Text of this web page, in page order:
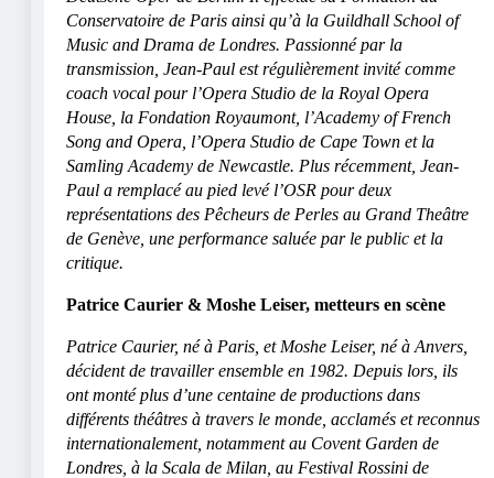
Conservatoire de Paris ainsi qu’à la Guildhall School of
Music and Drama de Londres. Passionné par la
transmission, Jean-Paul est régulièrement invité comme
coach vocal pour l’Opera Studio de la Royal Opera
House, la Fondation Royaumont, l’Academy of French
Song and Opera, l’Opera Studio de Cape Town et la
Samling Academy de Newcastle. Plus récemment, Jean-
Paul a remplacé au pied levé l’OSR pour deux
représentations des Pêcheurs de Perles au Grand Theâtre
de Genève, une performance saluée par le public et la
critique.
Patrice Caurier & Moshe Leiser, metteurs en scène
Patrice Caurier, né à Paris, et Moshe Leiser, né à Anvers,
décident de travailler ensemble en 1982. Depuis lors, ils
ont monté plus d’une centaine de productions dans
différents théâtres à travers le monde, acclamés et reconnus
internationalement, notamment au Covent Garden de
Londres, à la Scala de Milan, au Festival Rossini de